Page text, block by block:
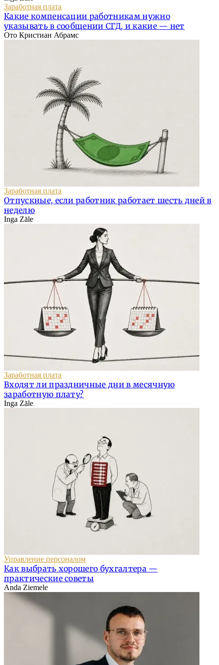
Заработная плата
Какие компенсации работникам нужно
указывать в сообщении СГД, и какие — нет
Ото Кристиан Абрамс
Заработная плата
Отпускные, если работник работает шесть дней в
неделю
Inga Zāle
Заработная плата
Входят ли праздничные дни в месячную
заработную плату?
Inga Zāle
Управление персоналом
Как выбрать хорошего бухгалтера —
практические советы
Anda Ziemele